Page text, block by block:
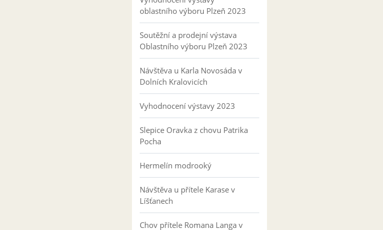
oblastního výboru Plzeň 2023
Soutěžní a prodejní výstava
Oblastního výboru Plzeň 2023
Návštěva u Karla Novosáda v
Dolních Kralovicích
Vyhodnocení výstavy 2023
Slepice Oravka z chovu Patrika
Pocha
Hermelín modrooký
Návštěva u přítele Karase v
Líšťanech
Chov přítele Romana Langa v